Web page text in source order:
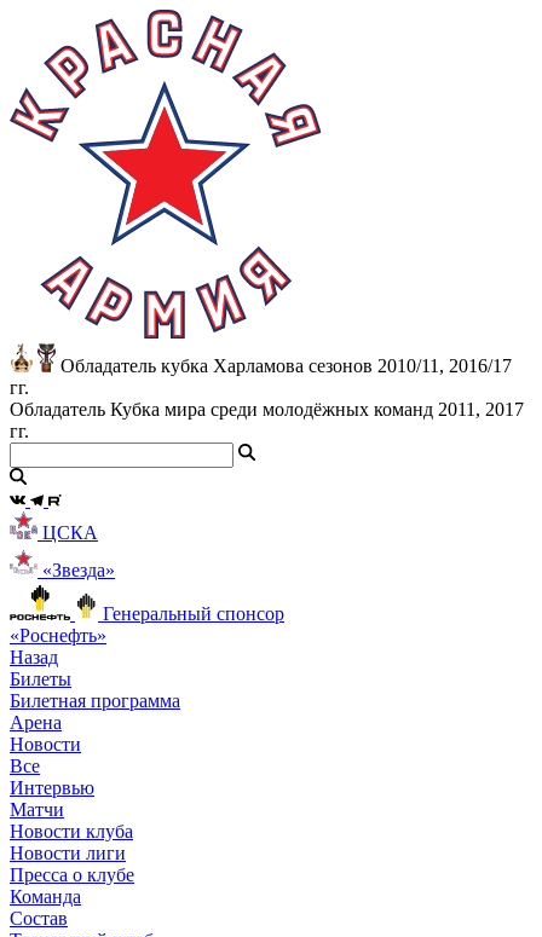
Обладатель кубка Харламова сезонов 2010/11, 2016/17
гг.
Обладатель Кубка мира среди молодёжных команд 2011, 2017
гг.
ЦСКА
«Звезда»
Генеральный спонсор
«Роснефть»
Назад
Билеты
Билетная программа
Арена
Новости
Все
Интервью
Матчи
Новости клуба
Новости лиги
Пресса о клубе
Команда
Состав